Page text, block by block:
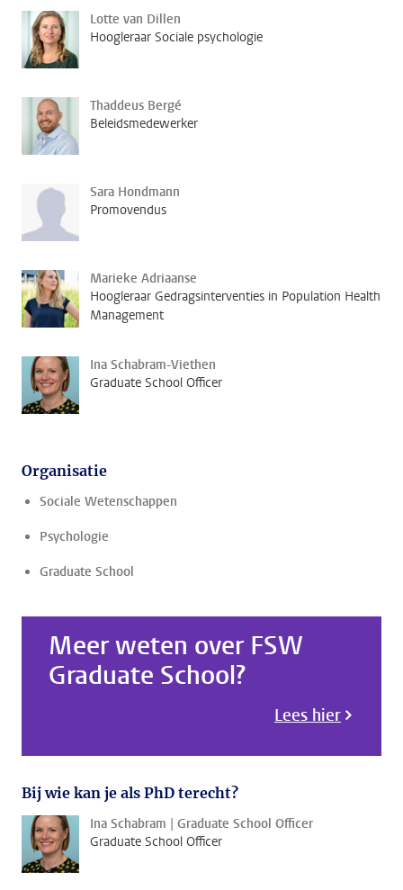
Lotte van Dillen
Hoogleraar Sociale psychologie
Thaddeus Bergé
Beleidsmedewerker
Sara Hondmann
Promovendus
Marieke Adriaanse
Hoogleraar Gedragsinterventies in Population Health
Management
Ina Schabram-Viethen
Graduate School Officer
Organisatie
Sociale Wetenschappen
Psychologie
Graduate School
Meer weten over FSW
Graduate School?
Lees hier
Bij wie kan je als PhD terecht?
Ina Schabram | Graduate School Officer
Graduate School Officer